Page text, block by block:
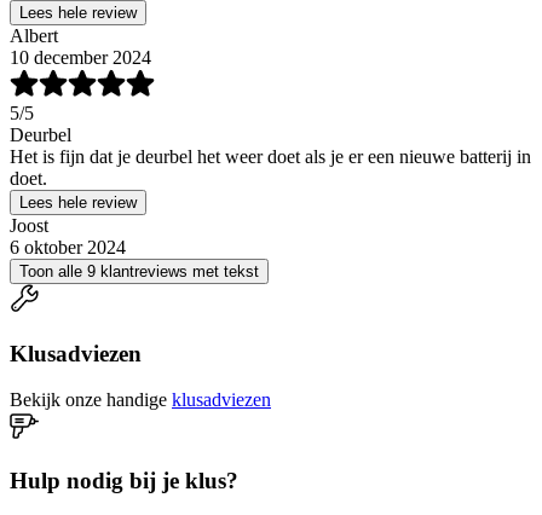
Lees hele review
Albert
10 december 2024
5/5
Deurbel
Het is fijn dat je deurbel het weer doet als je er een nieuwe batterij in
doet.
Lees hele review
Joost
6 oktober 2024
Toon alle 9 klantreviews met tekst
Klusadviezen
Bekijk onze handige klusadviezen
Hulp nodig bij je klus?